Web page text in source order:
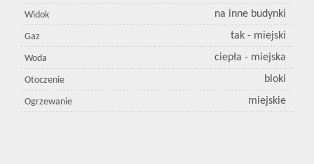
Widok na inne budynki
Gaz tak - miejski
Woda ciepła - miejska
Otoczenie bloki
Ogrzewanie miejskie